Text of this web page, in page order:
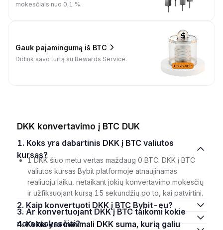
mokesčiais nuo 0,1 %.
Gauk pajamingumą iš BTC
Didink savo turtą su Rewards Service.
DKK konvertavimo į BTC DUK
1. Koks yra dabartinis DKK į BTC valiutos
kursas?
1 DKK šiuo metu vertas maždaug 0 BTC. DKK į BTC
valiutos kursas Bybit platformoje atnaujinamas
realiuoju laiku, netaikant jokių konvertavimo mokesčių
ir užfiksuojant kursą 15 sekundžių po to, kai patvirtini.
2. Kaip konvertuoti DKK į BTC Bybit-eu?
3. Ar konvertuojant DKK į BTC taikomi kokie
nors mokesčiai?
4. Kokia yra minimali DKK suma, kurią galiu